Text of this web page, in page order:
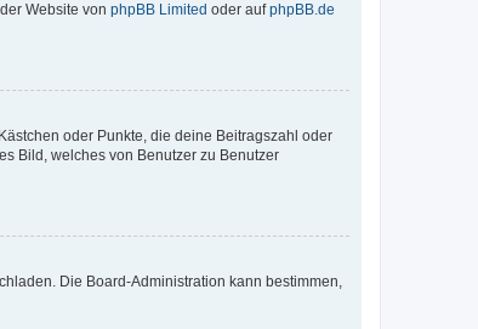
Website von phpBB Limited oder aufphpBB.de
oder Punkte, die deine Beitragszahl oder
Bild, welches von Benutzer zu Benutzer
Die Board-Administration kann bestimmen,